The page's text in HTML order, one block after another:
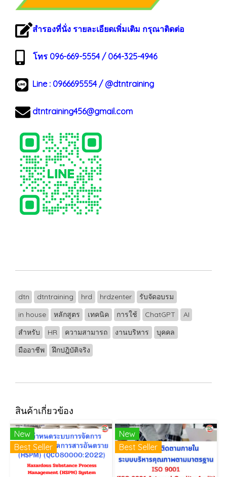
สำรองที่นั่ง รายละเอียดเพิ่มเติม กรุณาติดต่อ
โทร 096-669-5554 / 064-325-4946
Line : 0966695554/ @dtntraining
dtntraining456@gmail.com
dtn dtntraining hrd hrdzenter
รับจัดอบรม
in house
หลักสูตร เทคนิค การใช้ ChatGPT
AI
สำหรับ
HR ความสามารถ งานบริหาร
บุคคล
มืออาชีพ
ฝึกปฎิบัติจริง
สินค้าเกี่ยวข้อง
New
Best Seller
New
Best Seller